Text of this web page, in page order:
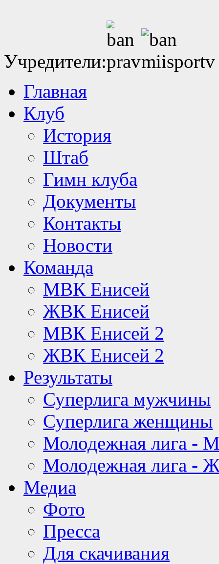
Учредители:
Главная
Клуб
История
Штаб
Гимн клуба
Документы
Контакты
Новости
Команда
МВК Енисей
ЖВК Енисей
МВК Енисей 2
ЖВК Енисей 2
Результаты
Суперлига мужчины
Суперлига женщины
Молодежная лига -
Молодежная лига -
Медиа
Фото
Пресса
Для скачивания